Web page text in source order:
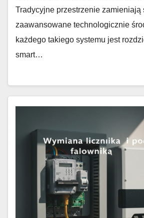
Tradycyjne przestrzenie zamieniają
zaawansowane technologicznie
każdego takiego systemu jest
smart…